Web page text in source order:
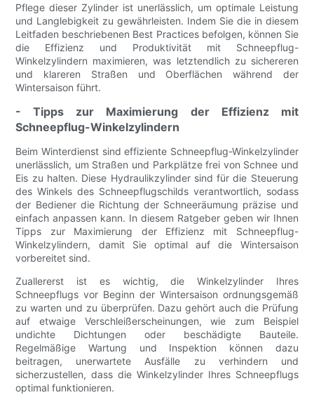
Pflege dieser Zylinder ist unerlässlich, um optimale Leistung
und Langlebigkeit zu gewährleisten. Indem Sie die in diesem
Leitfaden beschriebenen Best Practices befolgen, können Sie
die Effizienz und Produktivität mit Schneepflug-
Winkelzylindern maximieren, was letztendlich zu sichereren
und klareren Straßen und Oberflächen während der
Wintersaison führt.
- Tipps zur Maximierung der Effizienz mit
Schneepflug-Winkelzylindern
Beim Winterdienst sind effiziente Schneepflug-Winkelzylinder
unerlässlich, um Straßen und Parkplätze frei von Schnee und
Eis zu halten. Diese Hydraulikzylinder sind für die Steuerung
des Winkels des Schneepflugschilds verantwortlich, sodass
der Bediener die Richtung der Schneeräumung präzise und
einfach anpassen kann. In diesem Ratgeber geben wir Ihnen
Tipps zur Maximierung der Effizienz mit Schneepflug-
Winkelzylindern, damit Sie optimal auf die Wintersaison
vorbereitet sind.
Zuallererst ist es wichtig, die Winkelzylinder Ihres
Schneepflugs vor Beginn der Wintersaison ordnungsgemäß
zu warten und zu überprüfen. Dazu gehört auch die Prüfung
auf etwaige Verschleißerscheinungen, wie zum Beispiel
undichte Dichtungen oder beschädigte Bauteile.
Regelmäßige Wartung und Inspektion können dazu
beitragen, unerwartete Ausfälle zu verhindern und
sicherzustellen, dass die Winkelzylinder Ihres Schneepflugs
optimal funktionieren.